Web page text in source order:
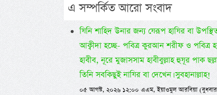
এ সম্পর্কিত আরো সংবাদ
যিনি শাহিদ উনার জন্য যেরূপ হাযির বা
আক্বীদা হচ্ছে- পবিত্র কুরআন শরীফ ও পবিত্র
হাবীব, নূরে মুজাসসাম হাবীবুল্লাহ হুযূর পাক
তিনি সবকিছুই নাযির বা দেখেন। সুবহানাল্লাহ!
০৫ আগস্ট, ২০২৬ ১২:০০ এএম, ইয়াওমুল আরবিয়া